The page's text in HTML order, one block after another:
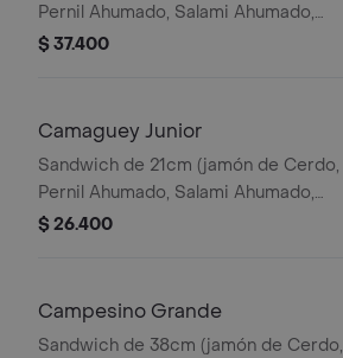
Pernil Ahumado, Salami Ahumado,
Tomate, Pepinillos Agridulces, Queso
$ 37.400
Camaguey Junior
Sandwich de 21cm (jamón de Cerdo,
Pernil Ahumado, Salami Ahumado,
Tomate, Pepinillos Agridulces, Queso
$ 26.400
Campesino Grande
Sandwich de 38cm (jamón de Cerdo,